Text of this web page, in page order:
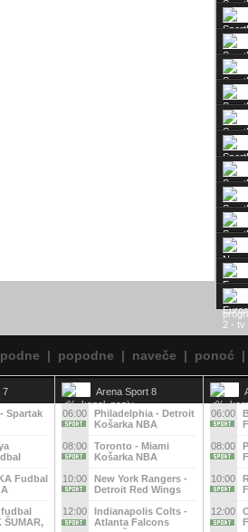
| popodne | naveče | ponoć |
7
Spartak
Fudbal
ŠUMAR,
Arena Sport 8
06:00
Philadelphia - Detroit
Košarka NBA
08:00
Toronto - Miami
Košarka NBA
10:00
New York Rangers -
Detroit Red Wings
12:00
Indianapolis Colts -
Atlanta Falcons
06:00
08:00
10:00
12:00